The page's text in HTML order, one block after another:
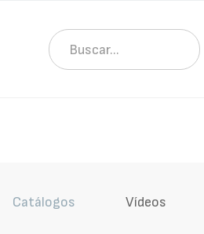
Catálogos Vídeos